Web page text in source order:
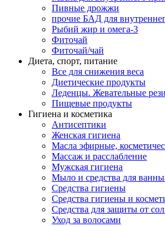
Пивные дрожжи
прочие БАД для
Рыбий жир и омега-3
Фиточай
Фиточай/чай
Диета, спорт, питание
Все для снижения веса
Диетические продукты
Леденцы. Жевательные
Пищевые продукты
Гигиена и косметика
Антисептики
Женская гигиена
Масла эфирные,
Массаж и расслабление
Мужская гигиена
Мыло и средства для
Средства гигиены
Средства гигиены и
Средства для защиты от
Уход за волосами